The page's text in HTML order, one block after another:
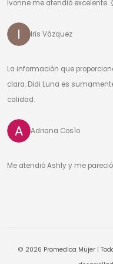
Ivonne me atendió excelente.
Iris Vázquez
La información que
clara. Didi Luna es
calidad.
Adriana Cosìo
Me atendió Ashly y me
© 2026 Promedica Mujer |